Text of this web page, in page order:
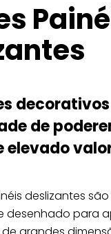
de
elevado
deslizantes
desenhado para